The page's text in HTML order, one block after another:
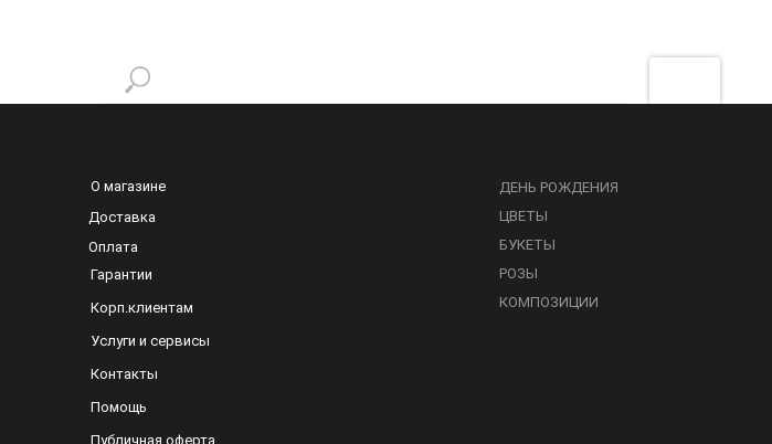
О магазине
Оплата
Доставка
Гарантии
Корп.клиентам
Услуги и сервисы
Контакты
Помощь
Публичная оферта
ДЕНЬ РОЖДЕНИЯ
ЦВЕТЫ
БУКЕТЫ
РОЗЫ
КОМПОЗИЦИИ